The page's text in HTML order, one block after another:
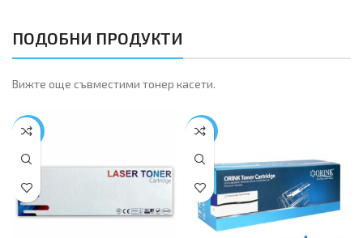
ПОДОБНИ ПРОДУКТИ
Вижте още съвместими тонер касети.
-43% -24%